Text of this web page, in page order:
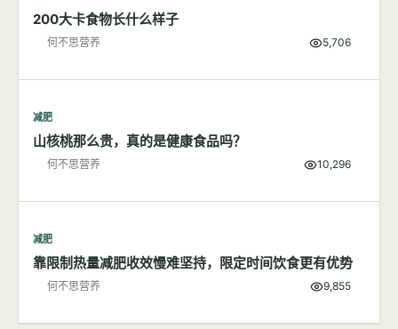
200大卡食物长什么样子
何不思营养 5,706
减肥
山核桃那么贵，真的是健康食品吗？
何不思营养 10,296
减肥
靠限制热量减肥收效慢难坚持，限定时间饮食更有优势
何不思营养 9,855